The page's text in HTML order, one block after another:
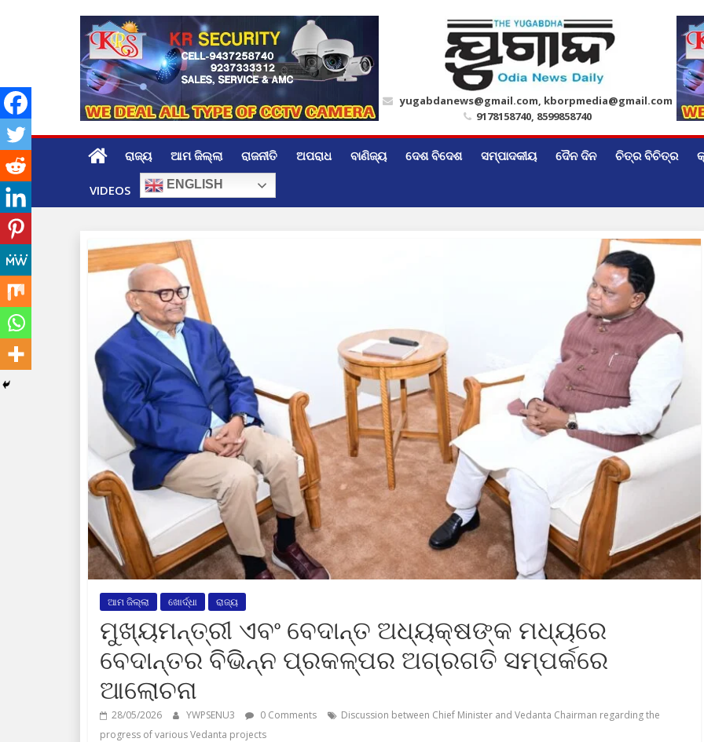
yugabdanews@gmail.com, kborpmedia@gmail.com
9178158740, 8599858740
ରାଜ୍ୟ ଆମ ଜିଲ୍ଲା ରାଜନୀତି ଅପରାଧ ବାଣିଜ୍ୟ ଦେଶ ବିଦେଶ ସମ୍ପାଦକୀୟ ଦୈନ ଦିନ ଚିତ୍ର ବିଚିତ୍ର
VIDEOS ENGLISH
ଆମ ଜିଲ୍ଲା ଖୋର୍ଦ୍ଧା ରାଜ୍ୟ
ମୁଖ୍ୟମନ୍ତ୍ରୀ ଏବଂ ବେଦାନ୍ତ ଅଧ୍ୟକ୍ଷଙ୍କ ମଧ୍ୟରେ
ବେଦାନ୍ତର ବିଭିନ୍ନ ପ୍ରକଳ୍ପର ଅଗ୍ରଗତି ସମ୍ପର୍କରେ
ଆଲୋଚନା
28/05/2026 YWPSENU3 0 Comments
Discussion between Chief Minister and Vedanta Chairman regarding the
progress of various Vedanta projects